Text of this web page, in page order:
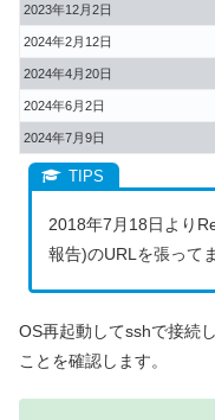
2023年12月2日
2024年2月12日
2024年4月20日
2024年6月2日
2024年7月9日
2018年7月18日より
報告)のURLを張って
OS再起動してsshで接続
ことを確認します。